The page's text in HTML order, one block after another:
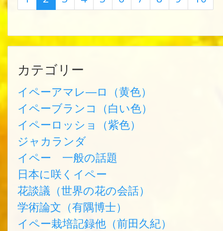
カテゴリー
イペーアマレ―ロ（黄色）
イペーブランコ（白い色）
イペーロッショ（紫色）
ジャカランダ
イペー 一般の話題
日本に咲くイペー
花談議（世界の花の会話）
学術論文（有隅博士）
イペー栽培記録他（前田久紀）